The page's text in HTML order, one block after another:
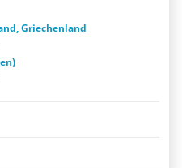
Griechenland